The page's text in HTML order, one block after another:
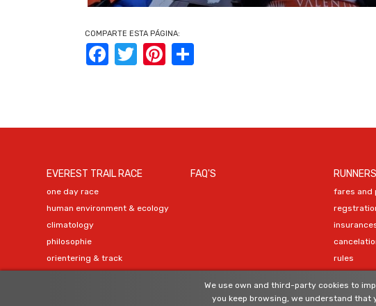
We use own and third-party cookies to
you keep browsing, we understand that
COMPARTE ESTA PÁGINA:
FacebookTwitter Pinterest
EVEREST TRAIL RACE
one day race
human environment & ecology
climatology
philosophie
orientering & track
FAQ'S RUNNERS
fares and
rules